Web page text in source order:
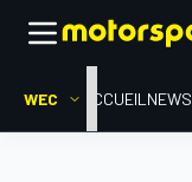
WEC ACCUEIL NEWS